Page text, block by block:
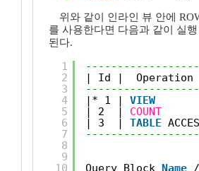
위와 같이 인라인 뷰 안에
를 사용한다면 다음과 같이 실
된다.
1
2
3
4
5
6
7
8
9
10
| Id |  Operation
|* 1 | VIEW
| 2  | COUNT
| 3  | TABLE
Query Block Name